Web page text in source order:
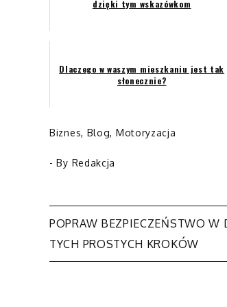
dzięki tym wskazówkom
Dlaczego w waszym mieszkaniu jest tak
słonecznie?
Biznes, Blog, Motoryzacja
- By Redakcja
Nawigacja
POPRAW BEZPIECZEŃSTWO W
TYCH PROSTYCH KROKÓW